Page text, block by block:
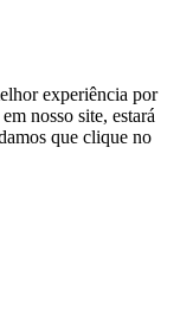
experiência por
nosso site, estará
que clique no